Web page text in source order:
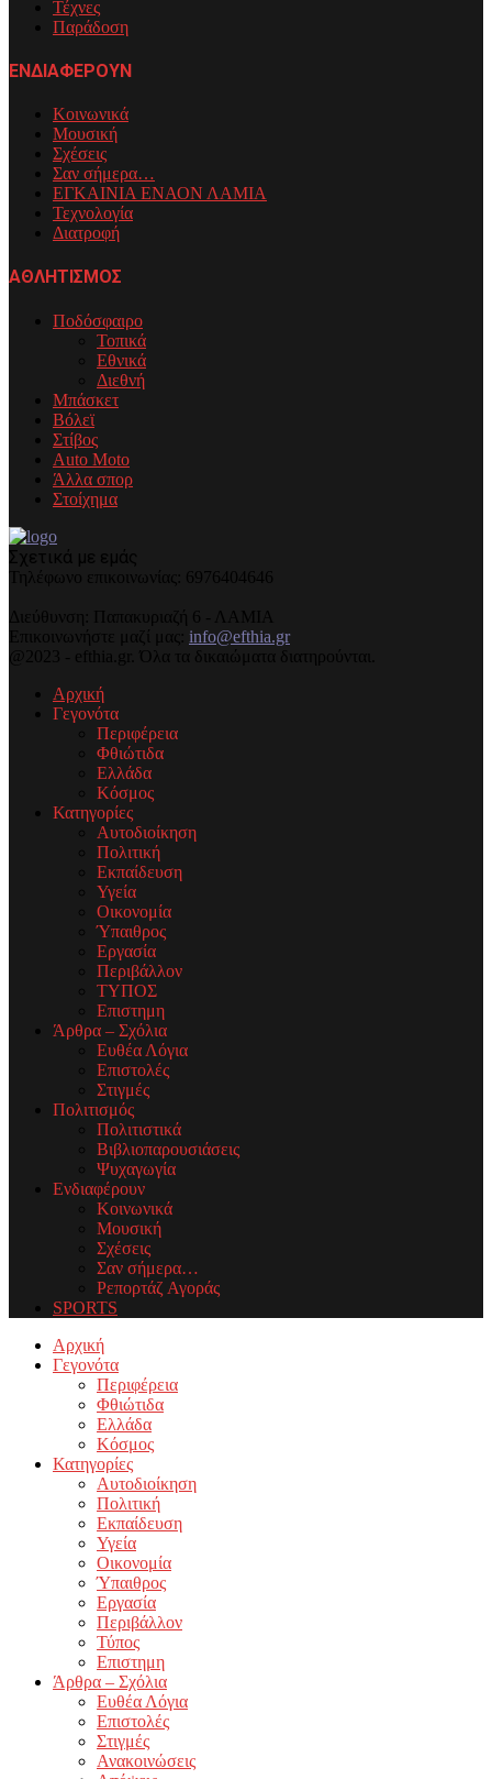
Τέχνες
Παράδοση
ΕΝΔΙΑΦΕΡΟΥΝ
Κοινωνικά
Μουσική
Σχέσεις
Σαν σήμερα…
ΕΓΚΑΙΝΙΑ ΕΝΑΟΝ ΛΑΜΙΑ
Τεχνολογία
Διατροφή
ΑΘΛΗΤΙΣΜΟΣ
Ποδόσφαιρο
Τοπικά
Εθνικά
Διεθνή
Μπάσκετ
Βόλεϊ
Στίβος
Auto Moto
Άλλα σπορ
Στοίχημα
Σχετικά με εμάς
Τηλέφωνo επικοινωνίας: 6976404646
Διεύθυνση: Παπακυριαζή 6 - ΛΑΜΙΑ
Επικοινωνήστε μαζί μας: info@efthia.gr
@2023 - efthia.gr. Όλα τα δικαιώματα διατηρούνται.
Αρχική
Γεγονότα
Περιφέρεια
Φθιώτιδα
Ελλάδα
Κόσμος
Κατηγορίες
Αυτοδιοίκηση
Πολιτική
Εκπαίδευση
Υγεία
Οικονομία
Ύπαιθρος
Εργασία
Περιβάλλον
ΤΥΠΟΣ
Επιστημη
Άρθρα – Σχόλια
Ευθέα Λόγια
Επιστολές
Στιγμές
Πολιτισμός
Πολιτιστικά
Βιβλιοπαρουσιάσεις
Ψυχαγωγία
Ενδιαφέρουν
Κοινωνικά
Μουσική
Σχέσεις
Σαν σήμερα…
Ρεπορτάζ Αγοράς
SPORTS
Facebook
Twitter
Instagram
Youtube
Email
Αρχική
Γεγονότα
Περιφέρεια
Φθιώτιδα
Ελλάδα
Κόσμος
Κατηγορίες
Αυτοδιοίκηση
Πολιτική
Εκπαίδευση
Υγεία
Οικονομία
Ύπαιθρος
Εργασία
Περιβάλλον
Τύπος
Επιστημη
Άρθρα – Σχόλια
Ευθέα Λόγια
Επιστολές
Στιγμές
Ανακοινώσεις